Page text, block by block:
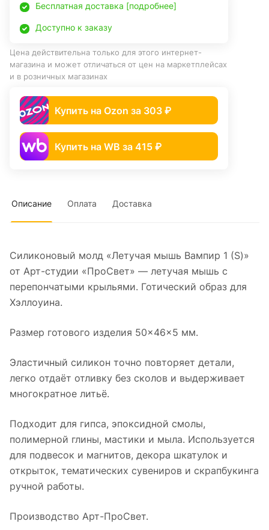
Бесплатная доставка [подробнее]
Доступно к заказу
Цена действительна только для этого интернет-
магазина и может отличаться от цен на маркетплейсах
и в розничных магазинах
Купить на Ozon за 303 ₽
Купить на WB за 415 ₽
Описание Оплата Доставка
Силиконовый молд «Летучая мышь Вампир 1 (S)»
от Арт-студии «ПроСвет» — летучая мышь с
перепончатыми крыльями. Готический образ для
Хэллоуина.
Размер готового изделия 50×46×5 мм.
Эластичный силикон точно повторяет детали,
легко отдаёт отливку без сколов и выдерживает
многократное литьё.
Подходит для гипса, эпоксидной смолы,
полимерной глины, мастики и мыла. Используется
для подвесок и магнитов, декора шкатулок и
открыток, тематических сувениров и скрапбукинга
ручной работы.
Производство Арт-ПроСвет.